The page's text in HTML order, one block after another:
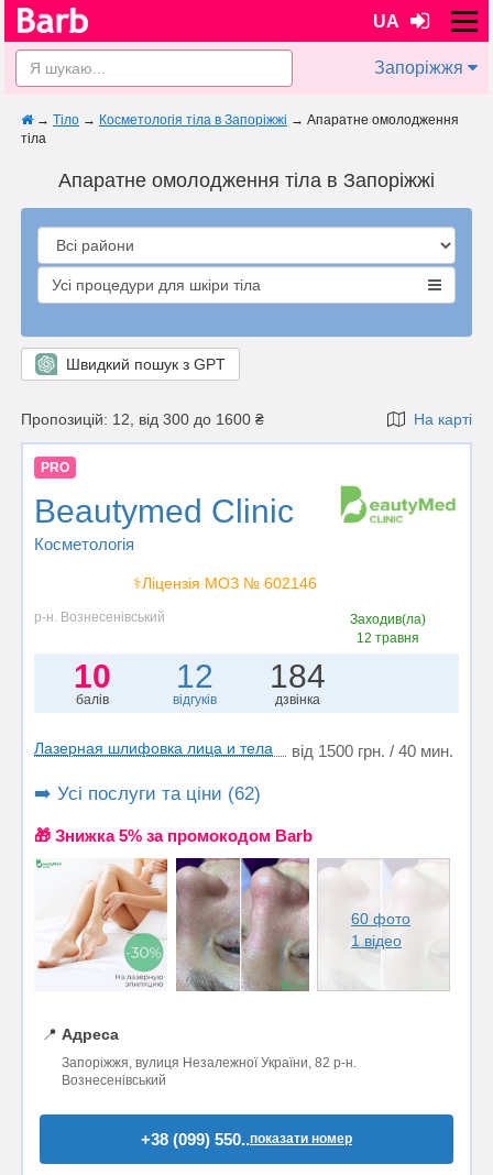
UA
Запоріжжя
→ Тіло → Косметологія тіла в Запоріжжі → Апаратне омолодження
тіла
Апаратне омолодження тіла в Запоріжжі
Усі процедури для шкіри тіла
Швидкий пошук з GPT
Пропозицій: 12, від 300 до 1600 ₴ На карті
PRO
Beautymed Clinic
Косметологія
⚕️Ліцензія МОЗ № 602146
р-н. Вознесенівський
Заходив(ла)
12 травня
10
балів
12
відгуків
184
дзвінка
Лазерная шлифовка лица и тела від 1500 грн. / 40 мин.
➡️ Усі послуги та ціни (62)
🎁 Знижка 5% за промокодом Barb
60 фото
1 відео
📍 Адреса
Запоріжжя, вулиця Незалежної України, 82 р-н.
Вознесенівський
+38 (099) 550..показати номер